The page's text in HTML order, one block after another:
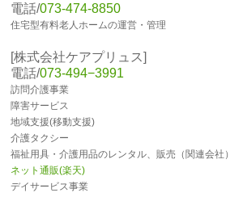
電話/073-474-8850
住宅型有料老人ホームの運営・管理
[株式会社ケアプリュス]
電話/073-494−3991
訪問介護事業
障害サービス
地域支援(移動支援)
介護タクシー
福祉用具・介護用品のレンタル、販売（関連会社）
ネット通販(楽天)
デイサービス事業